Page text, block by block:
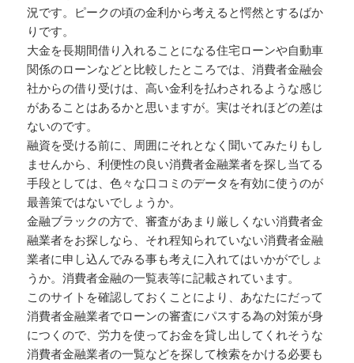
況です。ピークの頃の金利から考えると愕然とするばか
りです。
大金を長期間借り入れることになる住宅ローンや自動車
関係のローンなどと比較したところでは、消費者金融会
社からの借り受けは、高い金利を払わされるような感じ
があることはあるかと思いますが。実はそれほどの差は
ないのです。
融資を受ける前に、周囲にそれとなく聞いてみたりもし
ませんから、利便性の良い消費者金融業者を探し当てる
手段としては、色々な口コミのデータを有効に使うのが
最善策ではないでしょうか。
金融ブラックの方で、審査があまり厳しくない消費者金
融業者をお探しなら、それ程知られていない消費者金融
業者に申し込んでみる事も考えに入れてはいかがでしょ
うか。消費者金融の一覧表等に記載されています。
このサイトを確認しておくことにより、あなたにだって
消費者金融業者でローンの審査にパスする為の対策が身
につくので、労力を使ってお金を貸し出してくれそうな
消費者金融業者の一覧などを探して検索をかける必要も